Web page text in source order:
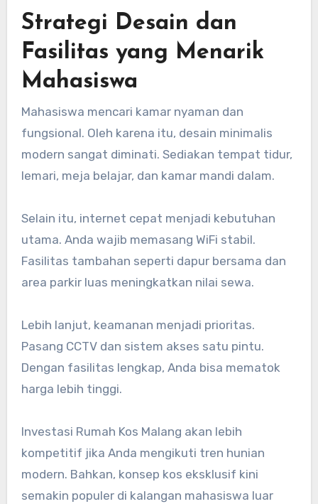
Strategi Desain dan
Fasilitas yang Menarik
Mahasiswa
Mahasiswa mencari kamar nyaman dan
fungsional. Oleh karena itu, desain minimalis
modern sangat diminati. Sediakan tempat tidur,
lemari, meja belajar, dan kamar mandi dalam.
Selain itu, internet cepat menjadi kebutuhan
utama. Anda wajib memasang WiFi stabil.
Fasilitas tambahan seperti dapur bersama dan
area parkir luas meningkatkan nilai sewa.
Lebih lanjut, keamanan menjadi prioritas.
Pasang CCTV dan sistem akses satu pintu.
Dengan fasilitas lengkap, Anda bisa mematok
harga lebih tinggi.
Investasi Rumah Kos Malang akan lebih
kompetitif jika Anda mengikuti tren hunian
modern. Bahkan, konsep kos eksklusif kini
semakin populer di kalangan mahasiswa luar